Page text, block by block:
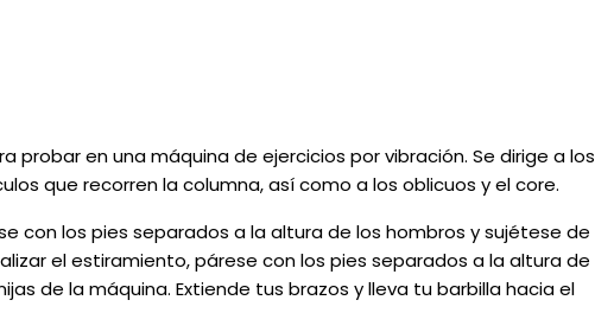
probar en una máquina de ejercicios por vibración. Se dirige a los
que recorren la columna, así como a los oblicuos y el core.
con los pies separados a la altura de los hombros y sujétese de
el estiramiento, párese con los pies separados a la altura de
de la máquina. Extiende tus brazos y lleva tu barbilla hacia el